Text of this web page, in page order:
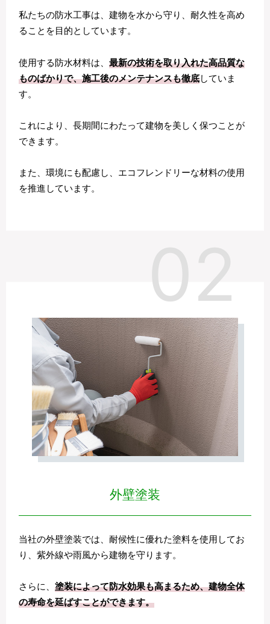
私たちの防水工事は、建物を水から守り、耐久性を高め
ることを目的としています。
使用する防水材料は、最新の技術を取り入れた高品質な
ものばかりで、施工後のメンテナンスも徹底していま
す。
これにより、長期間にわたって建物を美しく保つことが
できます。
また、環境にも配慮し、エコフレンドリーな材料の使用
を推進しています。
外壁塗装
当社の外壁塗装では、耐候性に優れた塗料を使用してお
り、紫外線や雨風から建物を守ります。
さらに、塗装によって防水効果も高まるため、建物全体
の寿命を延ばすことができます。